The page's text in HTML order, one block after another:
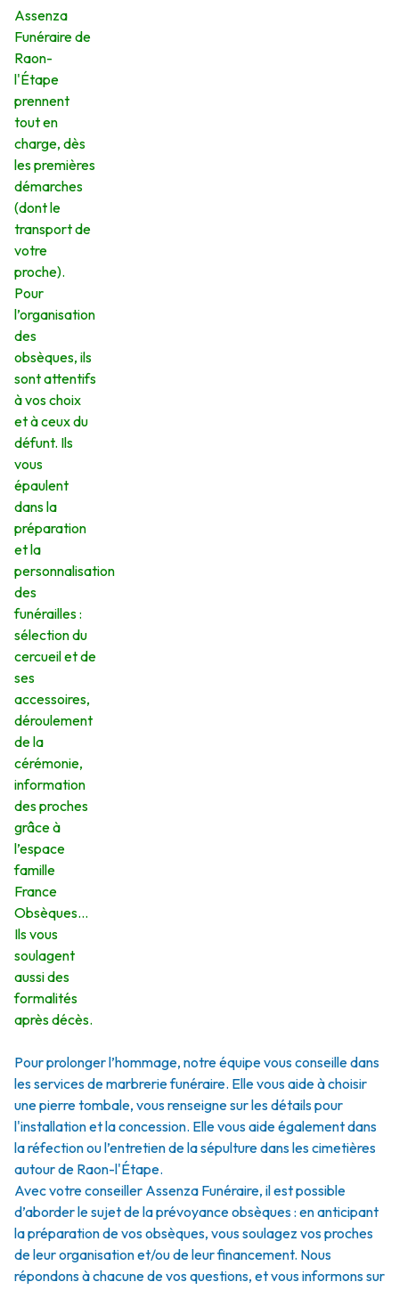
Assenza
Funéraire de
Raon-
l'Étape
prennent
tout en
charge, dès
les premières
démarches
(dont le
transport de
votre
proche).
Pour
l’organisation
des
obsèques, ils
sont attentifs
à vos choix
et à ceux du
défunt. Ils
vous
épaulent
dans la
préparation
et la
personnalisation
des
funérailles :
sélection du
cercueil et de
ses
accessoires,
déroulement
de la
cérémonie,
information
des proches
grâce à
l’espace
famille
France
Obsèques…
Ils vous
soulagent
aussi des
formalités
après décès.
Pour prolonger l’hommage, notre équipe vous conseille dans
les services de marbrerie funéraire. Elle vous aide à choisir
une pierre tombale, vous renseigne sur les détails pour
l'installation et la concession. Elle vous aide également dans
la réfection ou l’entretien de la sépulture dans les cimetières
autour de Raon-l'Étape.
Avec votre conseiller Assenza Funéraire, il est possible
d’aborder le sujet de la prévoyance obsèques : en anticipant
la préparation de vos obsèques, vous soulagez vos proches
de leur organisation et/ou de leur financement. Nous
répondons à chacune de vos questions, et vous informons sur